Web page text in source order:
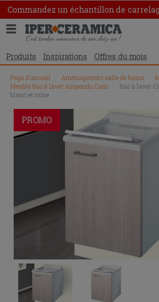
Commandez un échantillon de
Produits Inspirations Offres du mois
Page d'accueil Aménagement salle de bains
Meuble bac à laver suspendu Cielo
Bac à laver
blanc et orme
PROMO